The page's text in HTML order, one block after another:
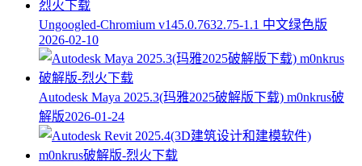
Ungoogled-Chromium v145.0.7632.75-1.1 中文绿色版
2026-02-10
Autodesk Maya 2025.3(玛雅2025破解版下载) m0nkrus破
解版2026-01-24